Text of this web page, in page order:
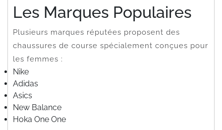
Les Marques Populaires
Plusieurs marques réputées proposent des
chaussures de course spécialement conçues pour
les femmes :
Nike
Adidas
Asics
New Balance
Hoka One One